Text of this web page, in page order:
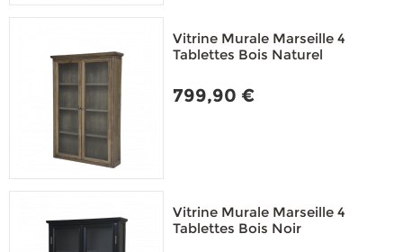
Vitrine Murale Marseille 4
Tablettes Bois Naturel
799,90 €
Vitrine Murale Marseille 4
Tablettes Bois Noir